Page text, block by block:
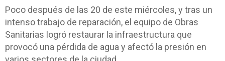
Poco después de las 20 de este miércoles, y tras un
intenso trabajo de reparación, el equipo de Obras
Sanitarias logró restaurar la infraestructura que
provocó una pérdida de agua y afectó la presión en